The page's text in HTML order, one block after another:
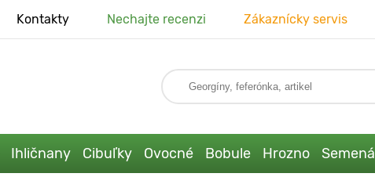
Kontakty Nechajte recenzi Zákaznícky servis
Ihličnany Cibuľky Ovocné Bobule Hrozno Semená